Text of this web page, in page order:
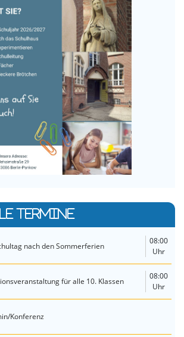
TERMINE
nach den Sommerferien
08:00
Uhr
für alle 10. Klassen
08:00
Uhr
Konferenz